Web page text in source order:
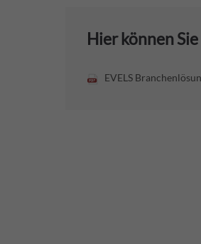
Hier können
EVELS